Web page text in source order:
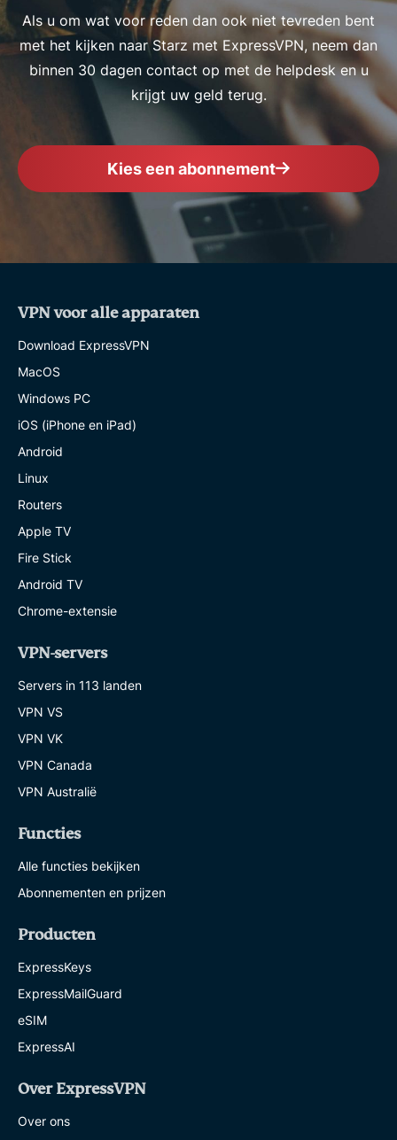
Als u om wat voor reden dan ook niet tevreden bent
met het kijken naar Starz met ExpressVPN, neem dan
binnen 30 dagen contact op met de helpdesk en u
krijgt uw geld terug.
Kies een abonnement
VPN voor alle apparaten
Download ExpressVPN
MacOS
Windows PC
iOS (iPhone en iPad)
Android
Linux
Routers
Apple TV
Fire Stick
Android TV
Chrome-extensie
VPN-servers
Servers in 113 landen
VPN VS
VPN VK
VPN Canada
VPN Australië
Functies
Alle functies bekijken
Abonnementen en prijzen
Producten
ExpressKeys
ExpressMailGuard
eSIM
ExpressAI
Over ExpressVPN
Over ons